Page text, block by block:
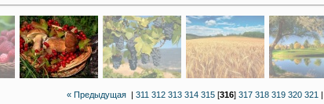
« Предыдущая | 311 312 313 314 315 [316] 317 318 319 320 321 |